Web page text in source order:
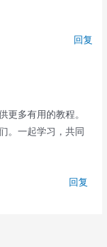
回复
更多有用的教程。
。一起学习，共同
回复